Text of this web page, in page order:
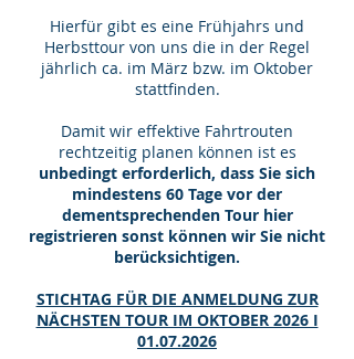
Hierfür gibt es eine Frühjahrs und
Herbsttour von uns die in der Regel
jährlich ca. im März bzw. im Oktober
stattfinden.
Damit wir effektive Fahrtrouten
rechtzeitig planen können ist es
unbedingt erforderlich, dass Sie sich
mindestens 60 Tage vor der
dementsprechenden Tour hier
registrieren sonst können wir Sie nicht
berücksichtigen.
STICHTAG FÜR DIE ANMELDUNG ZUR
NÄCHSTEN TOUR IM OKTOBER 2026 I
01.07.2026